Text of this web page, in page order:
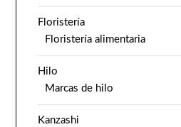
Floristería
Floristería alimentaria
Hilo
Marcas de hilo
Kanzashi